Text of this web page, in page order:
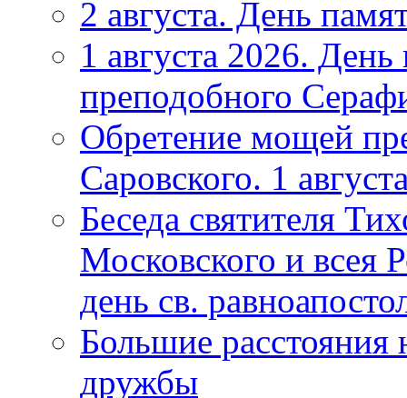
2 августа. День
1 августа 2026.
преподобного
Обретение мощей
Саровского. 1
Беседа святителя
Московского и всея
день св.
Большие расстояния
дружбы